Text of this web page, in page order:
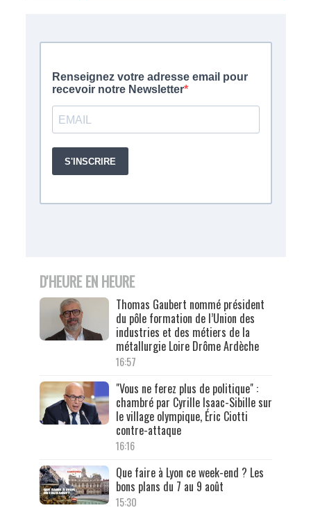
D'HEURE EN HEURE
Thomas Gaubert nommé président
du pôle formation de l’Union des
industries et des métiers de la
métallurgie Loire Drôme Ardèche
16:57
"Vous ne ferez plus de politique" :
chambré par Cyrille Isaac-Sibille sur
le village olympique, Éric Ciotti
contre-attaque
16:16
Que faire à Lyon ce week-end ? Les
bons plans du 7 au 9 août
15:30